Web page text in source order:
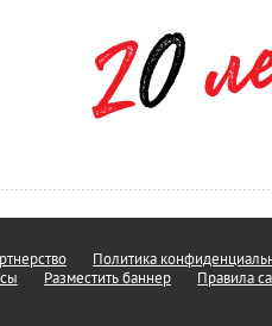
Политика
Разместить баннер Правила